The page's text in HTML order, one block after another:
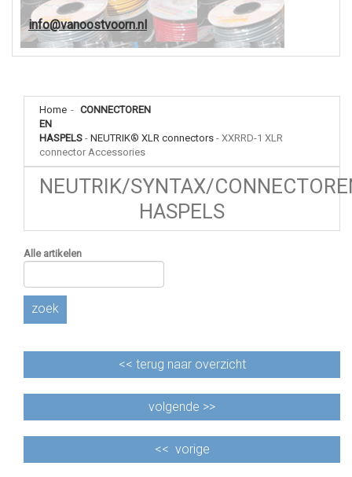
info@vanoostvoorn.nl
Home - CONNECTOREN
EN
HASPELS - NEUTRIK® XLR connectors - XXRRD-1 XLR
connector Accessories
NEUTRIK/SYNTAX/
HASPELS
Alle artikelen
zoek
<< terug naar overzicht
volgende >>
<< vorige